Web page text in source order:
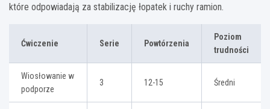
które odpowiadają za stabilizację łopatek i ruchy ramion.
Ćwiczenie Serie Powtórzenia
Poziom
trudności
Wiosłowanie w
podporze
3 12-15 Średni